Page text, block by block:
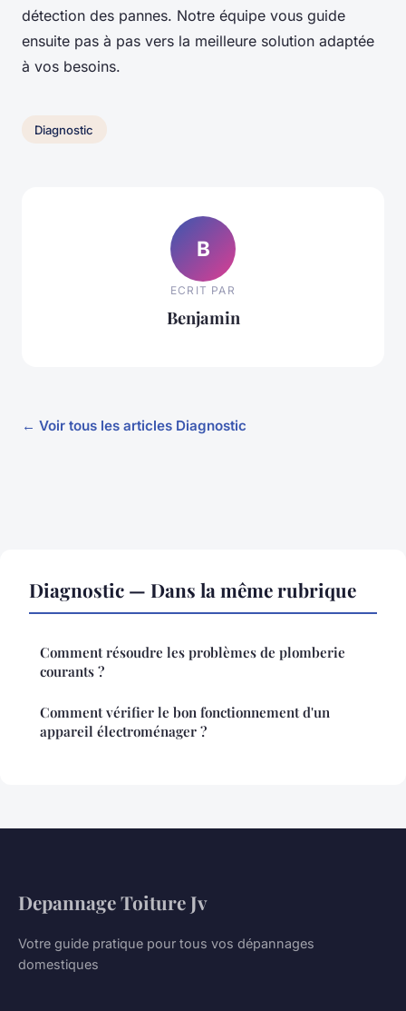
détection des pannes. Notre équipe vous guide
ensuite pas à pas vers la meilleure solution adaptée
à vos besoins.
Diagnostic
B
ECRIT PAR
Benjamin
← Voir tous les articles Diagnostic
Diagnostic — Dans la même rubrique
Comment résoudre les problèmes de plomberie
courants ?
Comment vérifier le bon fonctionnement d'un
appareil électroménager ?
Depannage Toiture Jv
Votre guide pratique pour tous vos dépannages
domestiques